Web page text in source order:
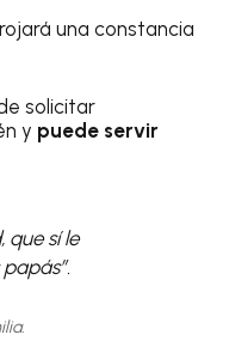
una constancia
solicitar
y puede servir
que sí le